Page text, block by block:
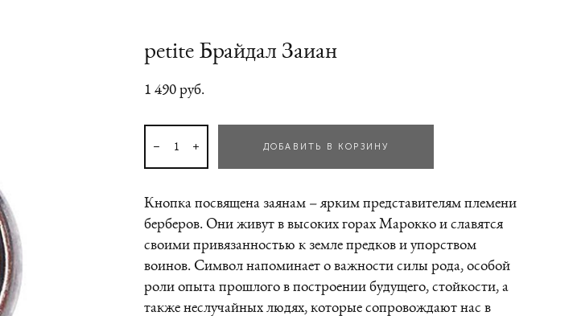
petite Брайдал Заиан
1 490 pуб.
ДОБАВИТЬ В КОРЗИНУ
Кнопка посвящена заянам – ярким представителям племени
берберов. Они живут в высоких горах Марокко и славятся
своими привязанностью к земле предков и упорством
воинов. Символ напоминает о важности силы рода, особой
роли опыта прошлого в построении будущего, стойкости, а
также неслучайных людях, которые сопровождают нас в